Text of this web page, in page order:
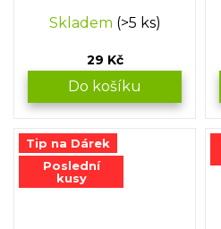
Skladem (>5 ks)
29 Kč
Do košíku
Tip na Dárek
Poslední
kusy